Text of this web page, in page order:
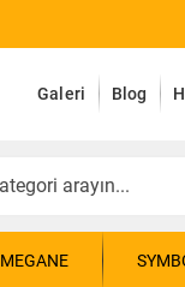
Galeri Blog
MEGANE